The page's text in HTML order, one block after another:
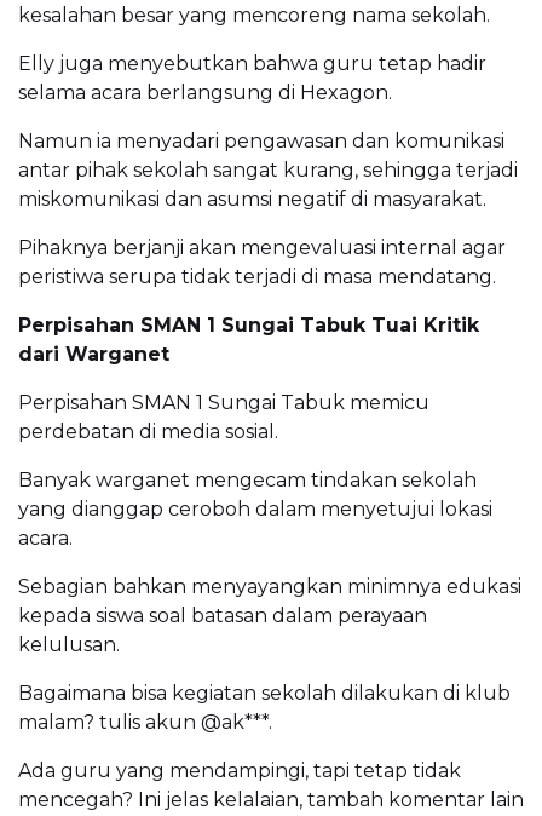
kesalahan besar yang mencoreng nama sekolah.
Elly juga menyebutkan bahwa guru tetap hadir
selama acara berlangsung di Hexagon.
Namun ia menyadari pengawasan dan komunikasi
antar pihak sekolah sangat kurang, sehingga terjadi
miskomunikasi dan asumsi negatif di masyarakat.
Pihaknya berjanji akan mengevaluasi internal agar
peristiwa serupa tidak terjadi di masa mendatang.
Perpisahan SMAN 1 Sungai Tabuk Tuai Kritik
dari Warganet
Perpisahan SMAN 1 Sungai Tabuk memicu
perdebatan di media sosial.
Banyak warganet mengecam tindakan sekolah
yang dianggap ceroboh dalam menyetujui lokasi
acara.
Sebagian bahkan menyayangkan minimnya edukasi
kepada siswa soal batasan dalam perayaan
kelulusan.
Bagaimana bisa kegiatan sekolah dilakukan di klub
malam? tulis akun @ak***.
Ada guru yang mendampingi, tapi tetap tidak
mencegah? Ini jelas kelalaian, tambah komentar lain